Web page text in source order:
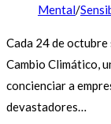
Mental/
Cada 24 de
Cambio Climático,
concienciar a
devastadores…